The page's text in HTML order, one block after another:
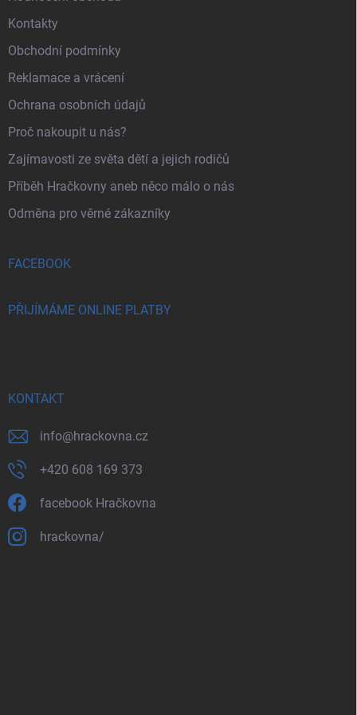
Kontakty
Obchodní podmínky
Reklamace a vrácení
Ochrana osobních údajů
Proč nakoupit u nás?
Zajímavosti ze světa dětí a jejich rodičů
Příběh Hračkovny aneb něco málo o nás
Odměna pro věrné zákazníky
FACEBOOK
PŘIJÍMÁME ONLINE PLATBY
KONTAKT
info@hrackovna.cz
+420 608 169 373
facebook Hračkovna
hrackovna/